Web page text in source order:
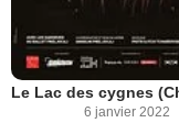
6 janvier 2022